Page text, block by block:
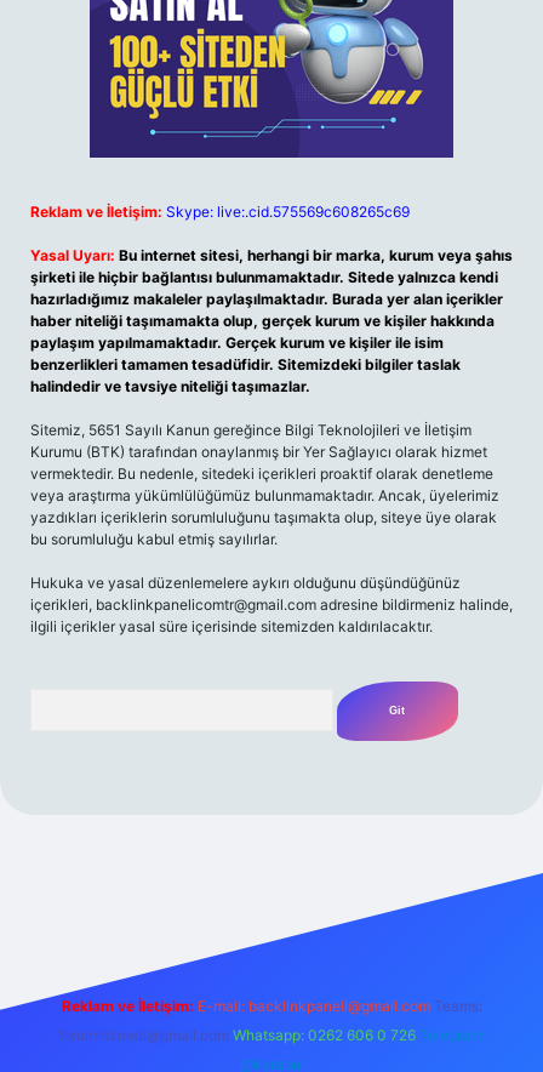
Reklam ve İletişim: Skype: live:.cid.575569c608265c69
Yasal Uyarı: Bu internet sitesi, herhangi bir marka, kurum veya şahıs
şirketi ile hiçbir bağlantısı bulunmamaktadır. Sitede yalnızca kendi
hazırladığımız makaleler paylaşılmaktadır. Burada yer alan içerikler
haber niteliği taşımamakta olup, gerçek kurum ve kişiler hakkında
paylaşım yapılmamaktadır. Gerçek kurum ve kişiler ile isim
benzerlikleri tamamen tesadüfidir. Sitemizdeki bilgiler taslak
halindedir ve tavsiye niteliği taşımazlar.
Sitemiz, 5651 Sayılı Kanun gereğince Bilgi Teknolojileri ve İletişim
Kurumu (BTK) tarafından onaylanmış bir Yer Sağlayıcı olarak hizmet
vermektedir. Bu nedenle, sitedeki içerikleri proaktif olarak denetleme
veya araştırma yükümlülüğümüz bulunmamaktadır. Ancak, üyelerimiz
yazdıkları içeriklerin sorumluluğunu taşımakta olup, siteye üye olarak
bu sorumluluğu kabul etmiş sayılırlar.
Hukuka ve yasal düzenlemelere aykırı olduğunu düşündüğünüz
içerikleri, backlinkpanelicomtr@gmail.com adresine bildirmeniz halinde,
ilgili içerikler yasal süre içerisinde sitemizden kaldırılacaktır.
m elexbet
Reklam ve İletişim: E-mail: backlinkpaneli@gmail.com Teams:
forumhizmeti@gmail.com Whatsapp: 0262 606 0 726 Telegram:
@karabul